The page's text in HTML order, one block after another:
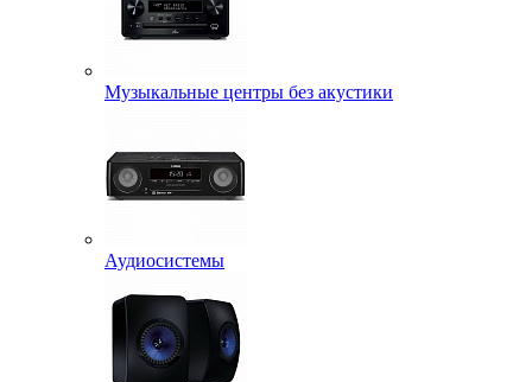
Музыкальные центры без акустики
Аудиосистемы